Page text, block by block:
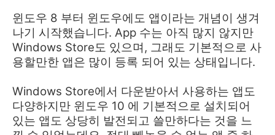
윈도우 8 부터 윈도우에도 앱이라는 개념이 생겨
나기 시작했습니다. App 수는 아직 많지 않지만
Windows Store도 있으며, 그래도 기본적으로 사
용할만한 앱은 많이 등록 되어 있는 상태입니다.
Windows Store에서 다운받아서 사용하는 앱도
다양하지만 윈도우 10 에 기본적으로 설치되어
있는 앱도 상당히 발전되고 쓸만하다는 것을 느